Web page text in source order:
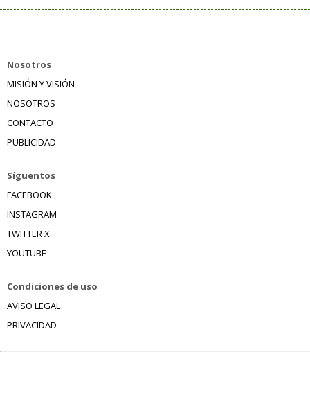
Nosotros
MISIÓN Y VISIÓN
NOSOTROS
CONTACTO
PUBLICIDAD
Síguentos
FACEBOOK
INSTAGRAM
TWITTER X
YOUTUBE
Condiciones de uso
AVISO LEGAL
PRIVACIDAD